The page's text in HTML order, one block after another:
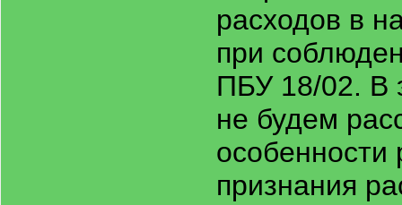
расходов в
при
ПБУ 18/02. В
не будем
признания